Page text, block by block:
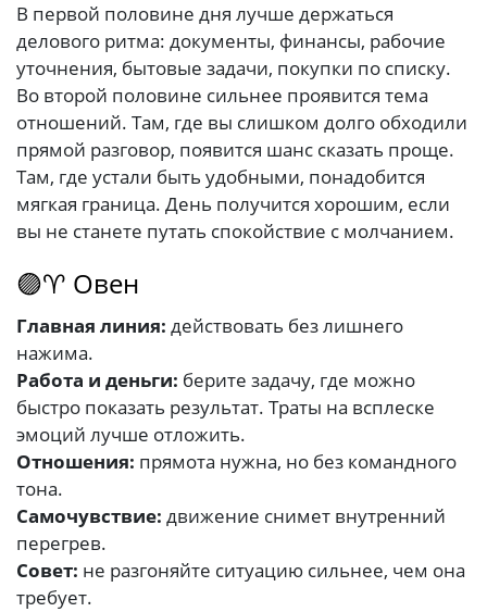
В первой половине дня лучше держаться
делового ритма: документы, финансы, рабочие
уточнения, бытовые задачи, покупки по списку.
Во второй половине сильнее проявится тема
отношений. Там, где вы слишком долго обходили
прямой разговор, появится шанс сказать проще.
Там, где устали быть удобными, понадобится
мягкая граница. День получится хорошим, если
вы не станете путать спокойствие с молчанием.
🟣♈ Овен
Главная линия: действовать без лишнего
нажима.
Работа и деньги: берите задачу, где можно
быстро показать результат. Траты на всплеске
эмоций лучше отложить.
Отношения: прямота нужна, но без командного
тона.
Самочувствие: движение снимет внутренний
перегрев.
Совет: не разгоняйте ситуацию сильнее, чем она
требует.